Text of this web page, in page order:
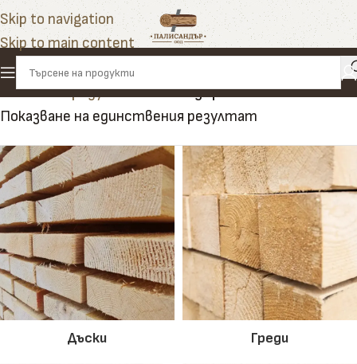
Skip to navigation
Skip to main content
Начало»Продукти»ъглова дървена лайсна
Показване на единствения резултат
Дъски Греди